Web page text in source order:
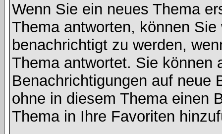
Wenn Sie ein neues Thema
Thema antworten, können
benachrichtigt zu werden,
Thema antwortet. Sie können
Benachrichtigungen auf neue
ohne in diesem Thema einen
Thema in Ihre Favoriten